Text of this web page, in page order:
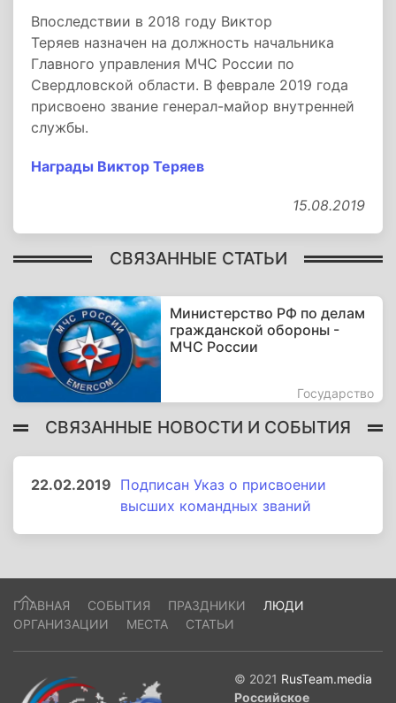
Впоследствии в 2018 году Виктор
Теряев назначен на должность начальника
Главного управления МЧС России по
Свердловской области. В феврале 2019 года
присвоено звание генерал-майор внутренней
службы.
Награды Виктор Теряев
15.08.2019
СВЯЗАННЫЕ СТАТЬИ
Министерство РФ по делам
гражданской обороны -
МЧС России
Государство
СВЯЗАННЫЕ НОВОСТИ И СОБЫТИЯ
22.02.2019 Подписан Указ о присвоении
высших командных званий
ГЛАВНАЯ СОБЫТИЯ ПРАЗДНИКИ
ЛЮДИ
ОРГАНИЗАЦИИ
МЕСТА СТАТЬИ
© 2021 RusTeam.media
Российское